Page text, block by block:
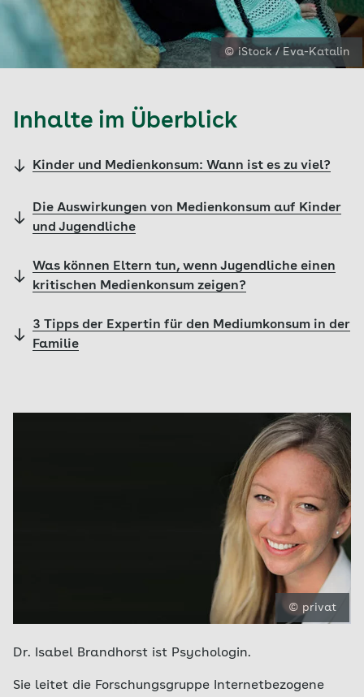
© iStock / Eva-Katalin
Inhalte im Überblick
Kinder und Medienkonsum: Wann ist es zu viel?
Die Auswirkungen von Medienkonsum auf Kinder
und Jugendliche
Was können Eltern tun, wenn Jugendliche einen
kritischen Medienkonsum zeigen?
3 Tipps der Expertin für den Mediumkonsum in der
Familie
© privat
Dr. Isabel Brandhorst ist Psychologin.
Sie leitet die Forschungsgruppe Internetbezogene